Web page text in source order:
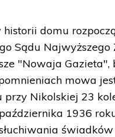
domu
Sądu Najwyższego
"Nowaja
mowa
przy Nikolskiej 23
1936